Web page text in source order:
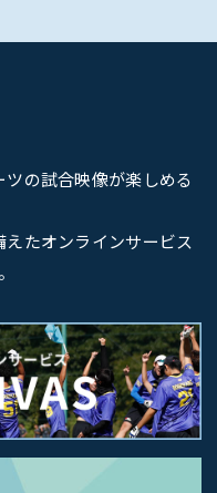
の試合映像が楽しめる
たオンラインサービス